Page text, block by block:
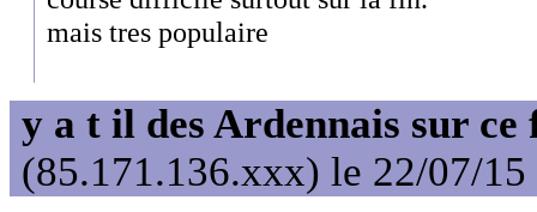
mais tres populaire
y a t il des Ardennais sur ce
(85.171.136.xxx) le 22/07/15